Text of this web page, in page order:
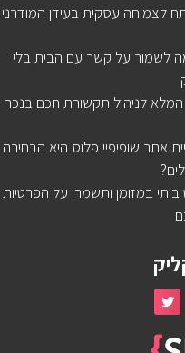
לצמיחה עסקית בעידן המודרני
לשמור על קשר עם הבית בלי
לניהול תקשורת חכם בנכר
אתר שופיפיי פלוס היא הבחירה
במזומן ותשמרו על הפרטיות